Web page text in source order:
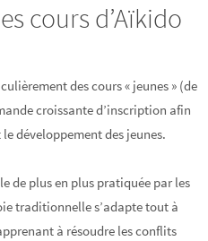
cours d’Aïkido
des cours « jeunes » (de
croissante d’inscription afin
développement des jeunes.
de plus en plus pratiquée par les
traditionnelle s’adapte tout à
à résoudre les conflits